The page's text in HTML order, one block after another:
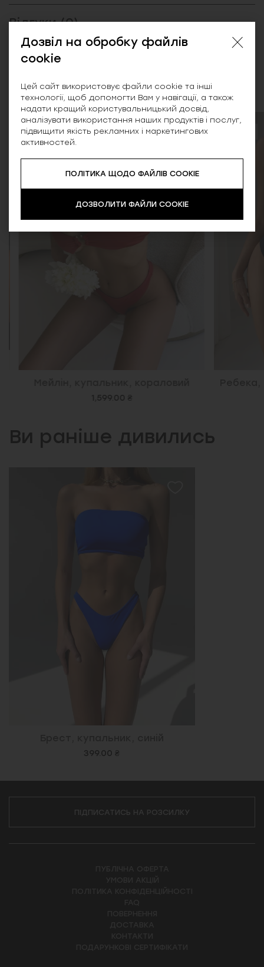
Відгуки (0)
Схожі товари
NEW
1,599.00 ₴
Ви раніше дивились
399.00 ₴
ПІДПИСАТИСЬ НА РОЗСИЛКУ
Дозвіл на обробку файлів
cookie
Цей сайт використовує файли cookie та інші
технології, щоб допомогти Вам у навігації, а також
надати кращий користувальницький досвід,
аналізувати використання наших продуктів і послуг,
підвищити якість рекламних і маркетингових
активностей.
ПОЛІТИКА ЩОДО ФАЙЛІВ COOKIE
ДОЗВОЛИТИ ФАЙЛИ COOKIE